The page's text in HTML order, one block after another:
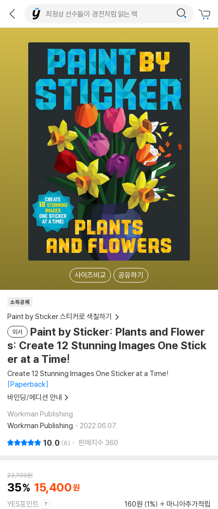
사이즈비교 공유하기
소득공제
Paint by Sticker 스티커로 색칠하기
외서
Paint by Sticker: Plants and Flower
s: Create 12 Stunning Images One Stick
er at a Time!
Create 12 Stunning Images One Sticker at a Time!
Paperback
바인딩/에디션 안내
Workman Publishing
Workman Publishing
2022.06.07.
10.0 6 판매지수 360
23,700원
35 15,400
YES포인트 160원 (1%) 마니아추가적립